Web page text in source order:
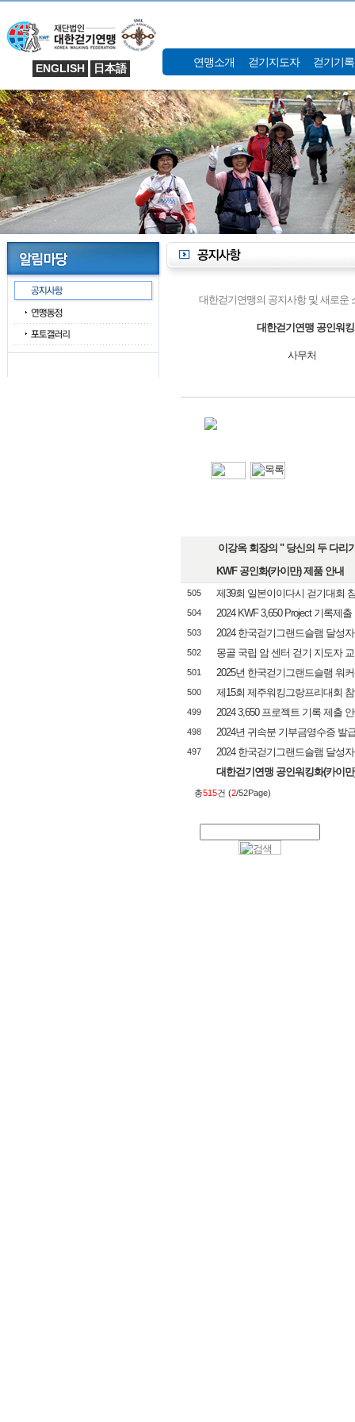
ENGLISH 日本語 연맹소개 걷기지도자 걷기기
대한걷기연맹의 공지사항 및 새로운
대한걷기연맹 공인워
사무처
이강옥 회장의 " 당신의 두 다리
KWF 공인화(카이만) 제품 안내
505 제39회 일본이이다시 걷기대회
504 2024 KWF 3,650 Project 기록제출
503 2024 한국걷기그랜드슬램 달성
502 몽골 국립 암 센터 걷기 지도자
501 2025년 한국걷기그랜드슬램 워커
500 제15회 제주워킹그랑프리대회
499 2024 3,650 프로젝트 기록 제출
498 2024년 귀속분 기부금영수증 발
497
2024 한국걷기그랜드슬램 달성
대한걷기연맹 공인워킹화(카이
총515건 (2/52Page)